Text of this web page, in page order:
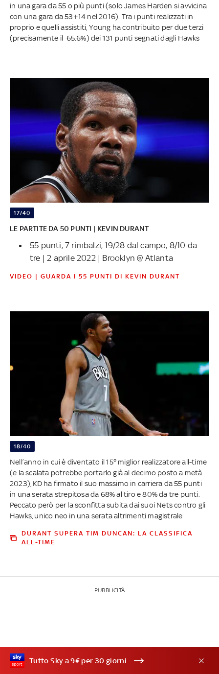
in una gara da 55 o più punti (solo James Harden si avvicina
con una gara da 53+14 nel 2016). Tra i punti realizzati in
proprio e quelli assistiti, Young ha contribuito per due terzi
(precisamente il 65.6%) dei 131 punti segnati dagli Hawks
17/40
LE PARTITE DA 50 PUNTI | KEVIN DURANT
55 punti, 7 rimbalzi, 19/28 dal campo, 8/10 da
tre | 2 aprile 2022 | Brooklyn @ Atlanta
VIDEO | GUARDA I 55 PUNTI DI KEVIN DURANT
18/40
Nell’anno in cui è diventato il 15° miglior realizzatore all-time
(e la scalata potrebbe portarlo già al decimo posto a metà
2023), KD ha firmato il suo massimo in carriera da 55 punti
in una serata strepitosa da 68% al tiro e 80% da tre punti.
Peccato però per la sconfitta subita dai suoi Nets contro gli
Hawks, unico neo in una serata altrimenti magistrale
DURANT SUPERA TIM DUNCAN: LA CLASSIFICA
ALL-TIME
PUBBLICITÀ
Tutto Sky a 9€ per 30 giorni